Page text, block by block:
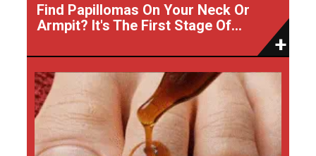
Find Papillomas On Your Neck Or
Armpit? It's The First Stage Of...